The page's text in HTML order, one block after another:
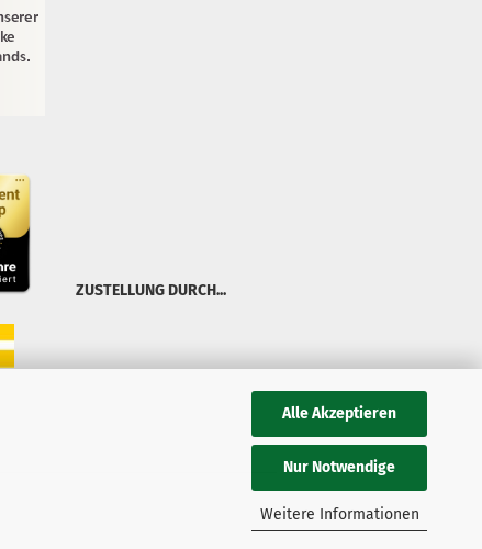
Alle Akzeptieren
Nur Notwendige
Weitere Informationen
ZUSTELLUNG DURCH...